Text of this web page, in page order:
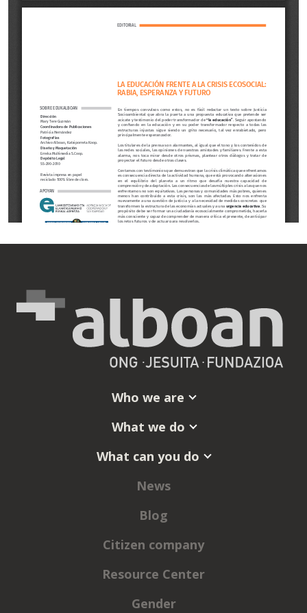
Who we are
What we do
What can you do
News
Blog
Citizen company
Resource Center
Gender